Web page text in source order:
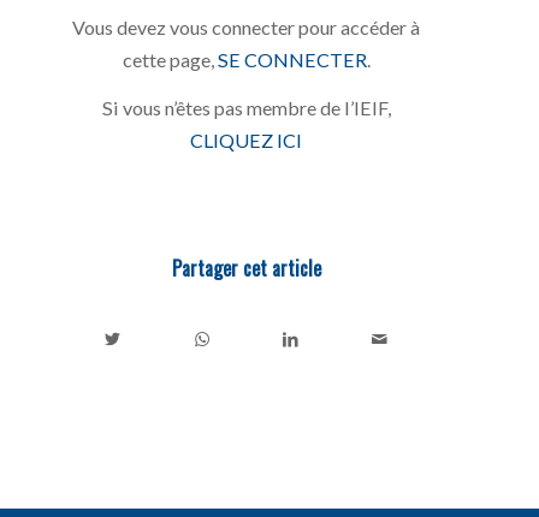
Vous devez vous connecter pour accéder à
cette page, SE CONNECTER
Si vous n’êtes pas membre de l’IEIF,
CLIQUEZ ICI
Partager cet article